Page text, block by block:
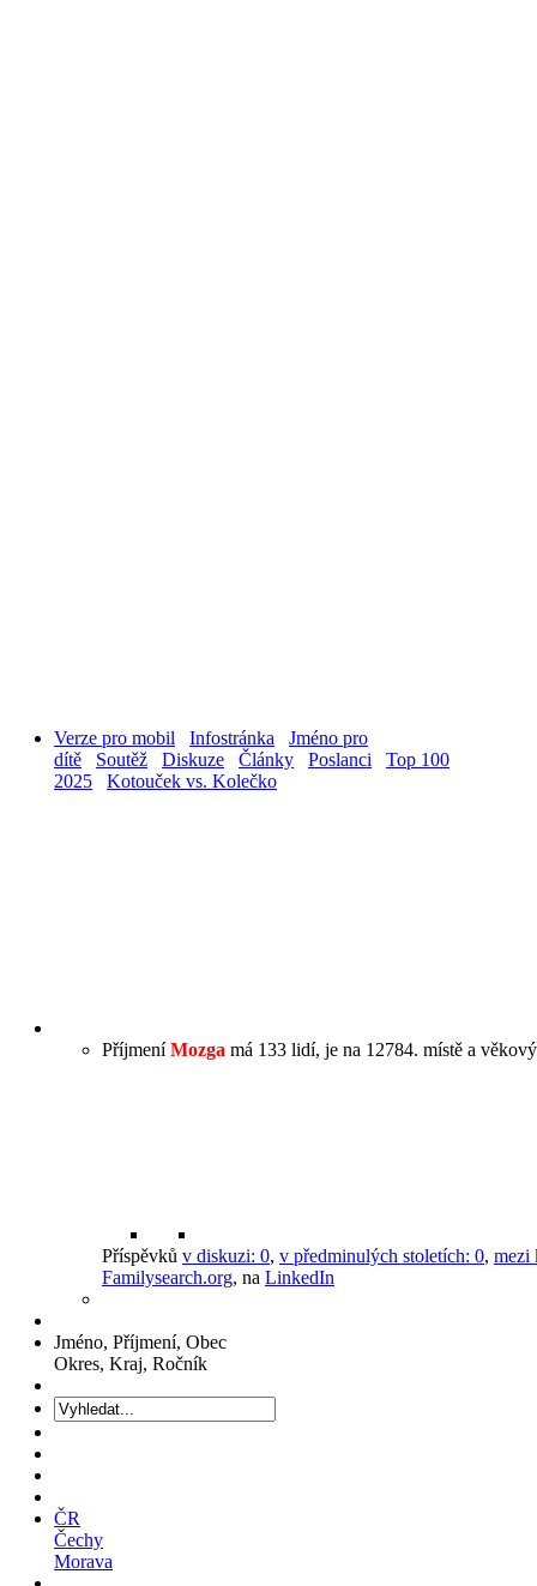
Verze pro mobil Infostránka
Jméno pro
dítě
Soutěž Diskuze Články Poslanci
Top 100
2025
Kotouček vs. Kolečko
PříjmeníMozga má 133 lidí, je na 12784. místě a
Příspěvků v diskuzi: 0, v předminulých stoletích: 0, mezi
Familysearch.org, na LinkedIn
Jméno, Příjmení, Obec
Okres, Kraj, Ročník
ČR
Čechy
Morava